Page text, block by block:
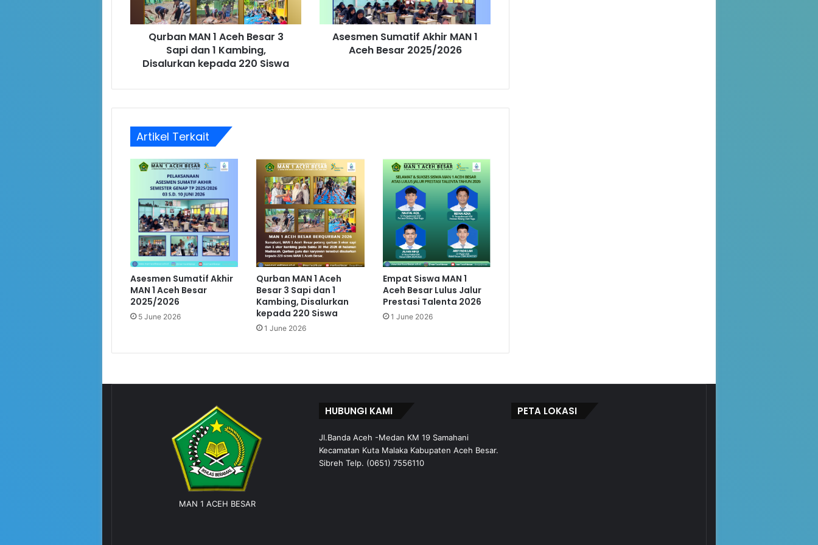
Qurban MAN 1 Aceh Besar 3
Sapi dan 1 Kambing,
Disalurkan kepada 220 Siswa
Asesmen Sumatif Akhir MAN 1
Aceh Besar 2025/2026
Artikel Terkait
Asesmen Sumatif Akhir
MAN 1 Aceh Besar
2025/2026
5 June 2026
Qurban MAN 1 Aceh
Besar 3 Sapi dan 1
Kambing, Disalurkan
kepada 220 Siswa
1 June 2026
Empat Siswa MAN 1
Aceh Besar Lulus Jalur
Prestasi Talenta 2026
1 June 2026
MAN 1 ACEH BESAR
HUBUNGI KAMI
Jl.Banda Aceh -Medan KM 19 Samahani
Kecamatan Kuta Malaka Kabupaten Aceh Besar.
Sibreh Telp. (0651) 7556110
PETA LOKASI